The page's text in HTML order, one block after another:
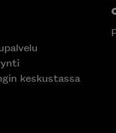
keskustassa
laadukkaasta